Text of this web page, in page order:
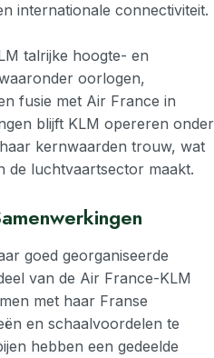
internationale connectiviteit.
talrijke hoogte- en
oorlogen,
fusie met Air France in
blijft KLM opereren onder
kernwaarden trouw, wat
de luchtvaartsector maakt.
goed georganiseerde
van de Air France-KLM
met haar Franse
en schaalvoordelen te
hebben een gedeelde